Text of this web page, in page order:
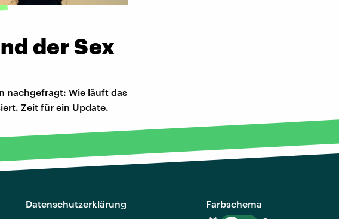
der Sex
nachgefragt: Wie läuft das
Zeit für ein Update.
Datenschutzerklärung
Farbschema